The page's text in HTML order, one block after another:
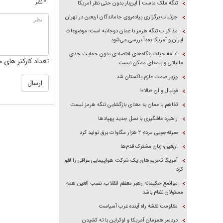
* نظر
تعداد کارکتر های
تنگه ملک ماست | این‌بار بدون حتی نظر امریکا
جزئیات برگزاری پیاده‌روی جاماندگان اربعین در تهران
مذاکرات تنگه هرمز با عمان دوجانبه است؛ موضوعات
ایران و آمریکا بعداً بررسی می‌شود
ادامه حیات بنگاه‌های اقتصادی بدون حمایت جدی
مالیاتی و بیمه‌ای ممکن نیست
وزیر صمت عازم پاکستان شد
فوتبال و آن «بالا»!
تفاهم با عمان به معنای بازگشایی تنگه هرمز نیست
راهبرد غافلگیری با نسل جدید پهپاد‌ها
صرفه‌جویی مردم ۲ هزار مگاوات برق تولید کرد
اربعین؛ زبان مشترک قدم‌ها
آمریکا تحریم‌های یک شرکت هواپیمایی عراقی را لغو
کرد
مواضع حکیمانه رهبر معظم انقلاب، نصب العین همه
مسئولان نظام باشد
مقاومت نقشه راه آینده غرب آسیاست
دردسر همزمان آمریکا و اوکراین با ته کشیدن